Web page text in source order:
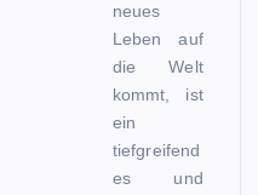
neues
Leben auf
die Welt
kommt, ist
ein
tiefgreifend
es und